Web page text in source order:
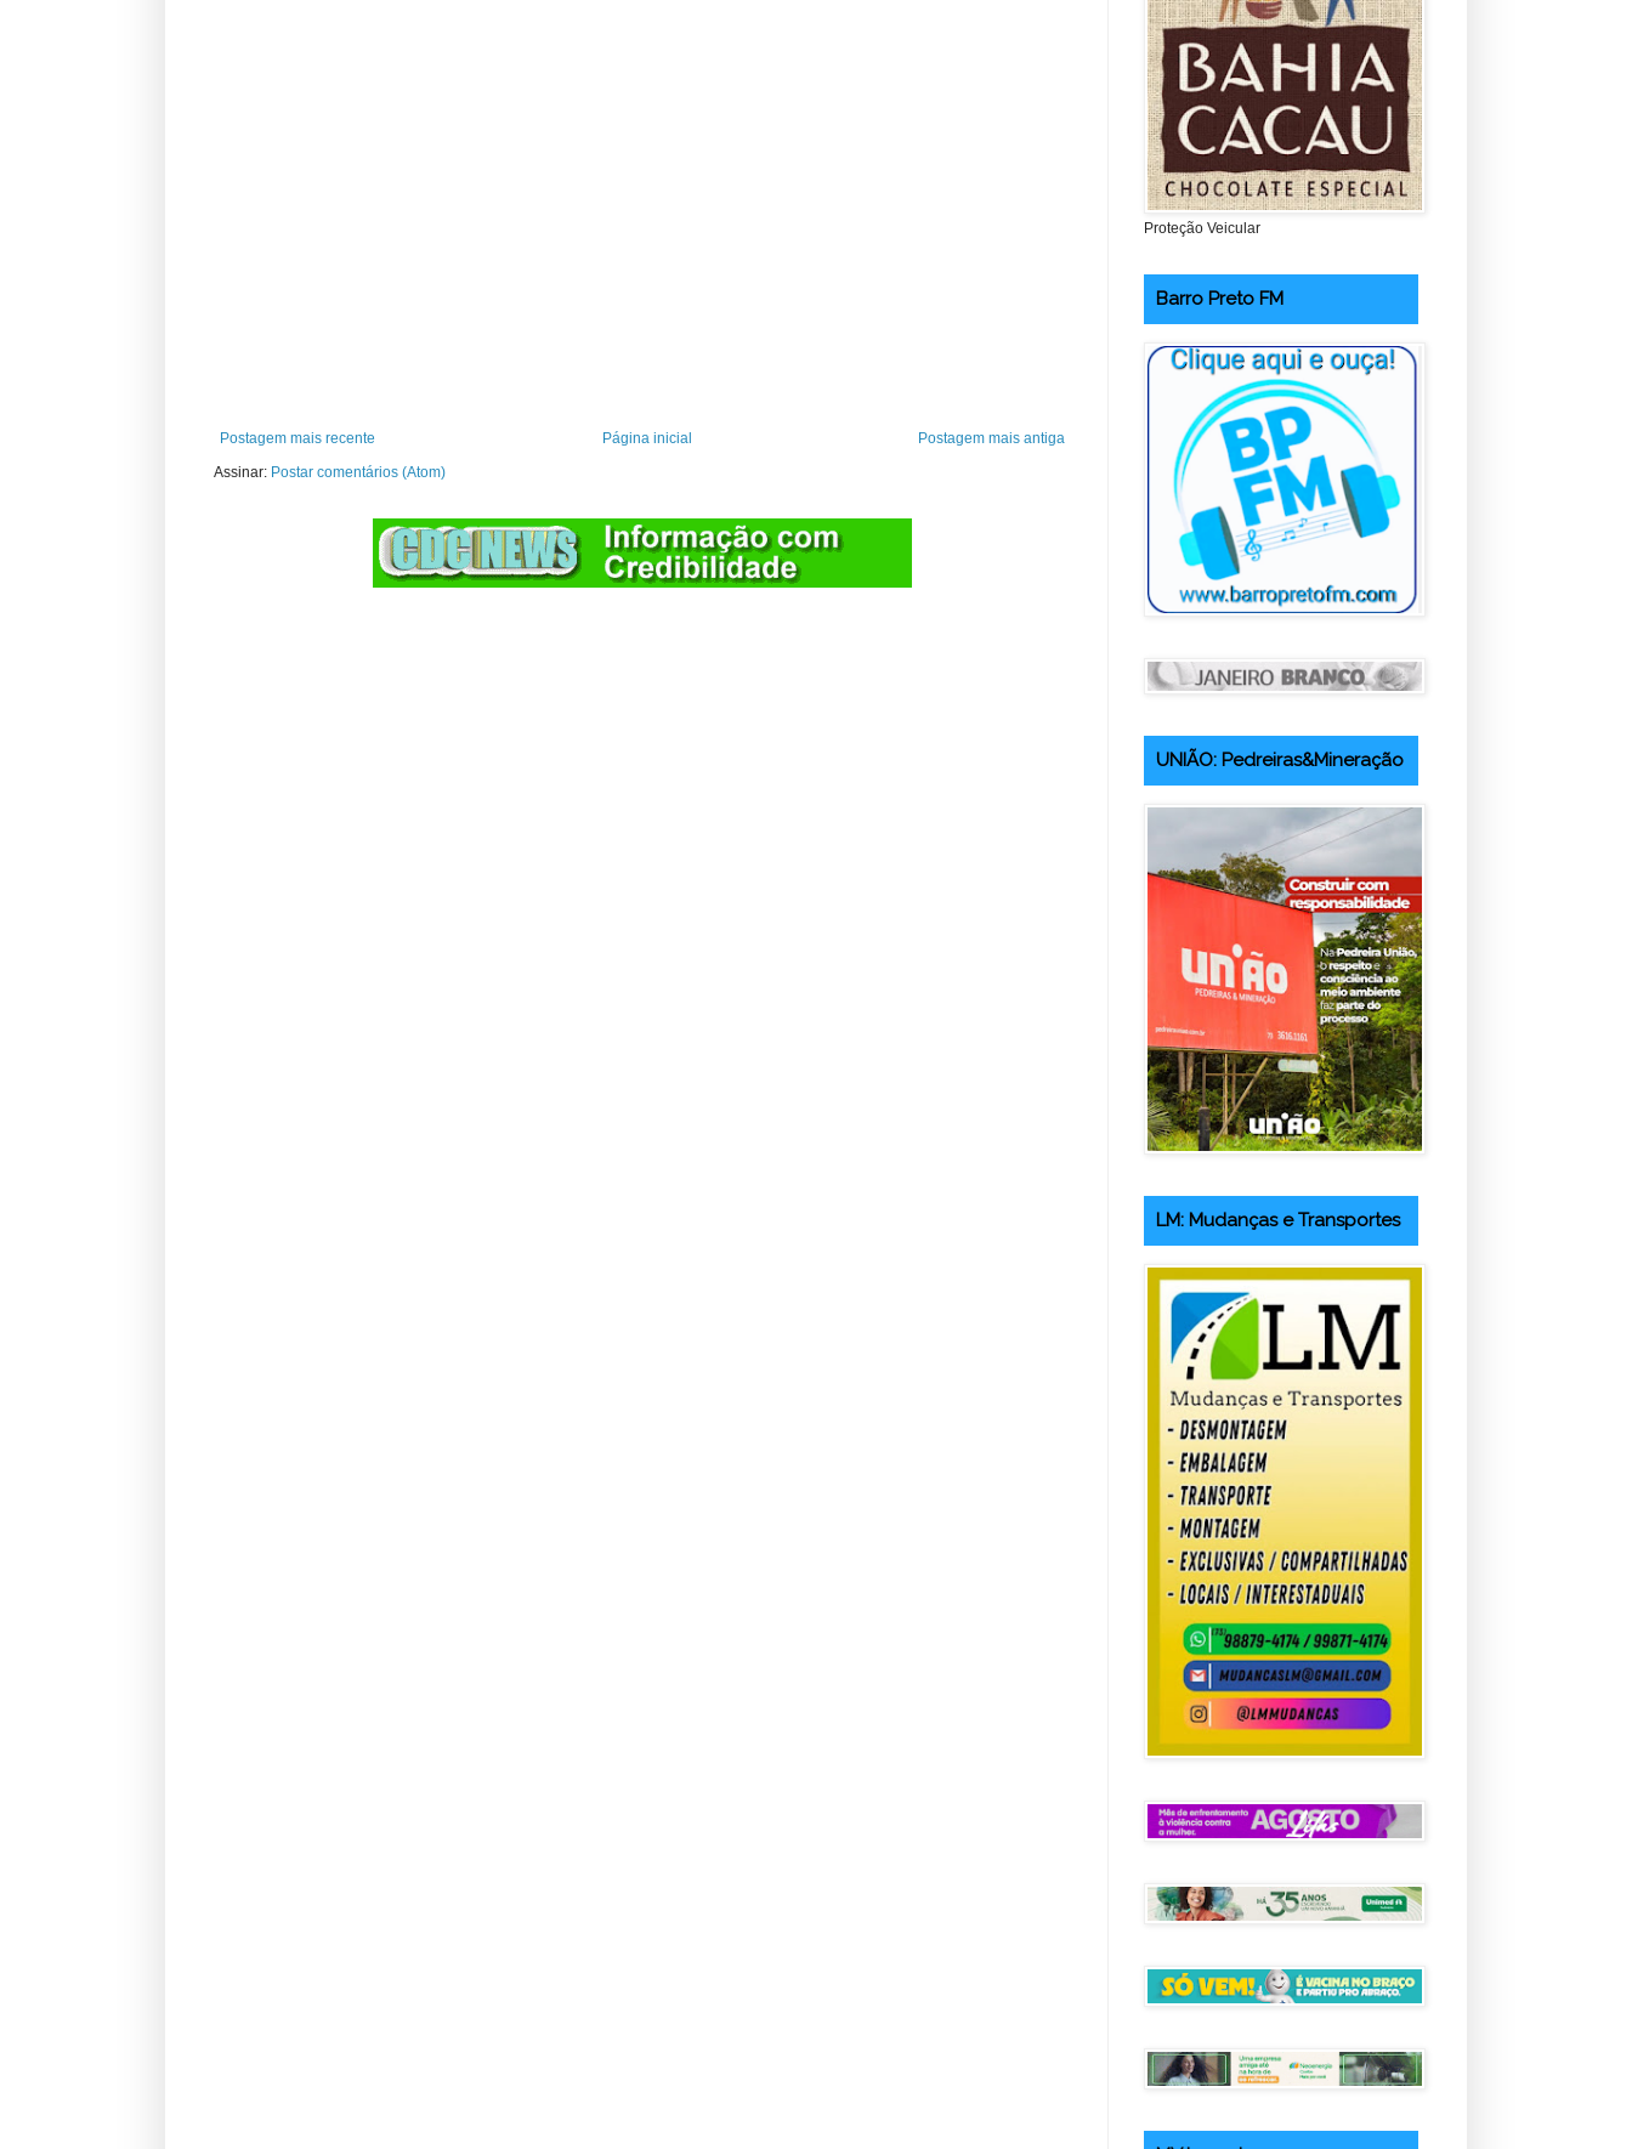
Postagem mais recente Postagem mais antiga
Página inicial
Assinar: Postar comentários (Atom)
Proteção Veicular
Barro Preto FM
UNIÃO: Pedreiras&Mineração
LM: Mudanças e Transportes